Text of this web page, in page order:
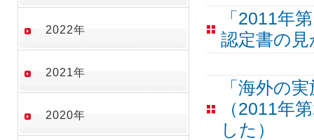
「2011年
認定書の
「海外の
（2011年
した）
2022年
2021年
2020年